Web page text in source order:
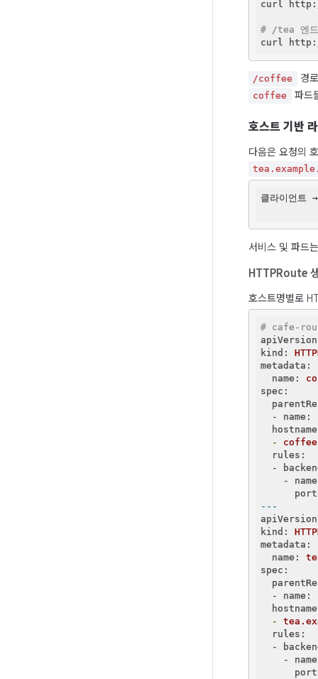
curl
# /tea 엔드
curl
/coffee 경
coffee 파드
호스트 기반
다음은 요청의
클라이언
서비스 및 파드
HTTPRoute
호스트명별로
# cafe-
kind:
metadata:
  name:
spec:
  - name:
  -
  rules:
-
-
---
kind:
metadata:
  name:
spec:
  - name:
  -
  rules:
-
-